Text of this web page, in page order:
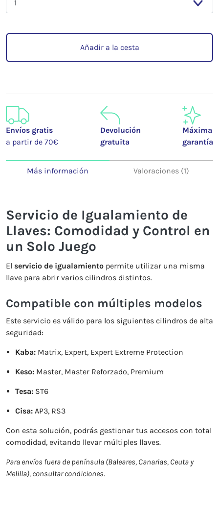
Añadir a la cesta
Envíos gratis
a partir de 70€
Devolución
gratuita
Máxima
garantía
Más información Valoraciones (1)
Servicio de Igualamiento de
Llaves: Comodidad y Control en
un Solo Juego
El servicio de igualamiento permite utilizar una misma
llave para abrir varios cilindros distintos.
Compatible con múltiples modelos
Este servicio es válido para los siguientes cilindros de alta
seguridad:
Kaba: Matrix, Expert, Expert Extreme Protection
Keso: Master, Master Reforzado, Premium
Tesa: ST6
Cisa: AP3, RS3
Con esta solución, podrás gestionar tus accesos con total
comodidad, evitando llevar múltiples llaves.
Para envíos fuera de península (Baleares, Canarias, Ceuta y
Melilla), consultar condiciones.